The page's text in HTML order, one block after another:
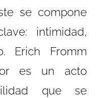
se compone
intimidad,
Erich Fromm
es un acto
que se